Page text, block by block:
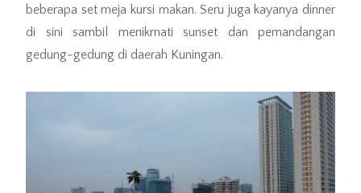
beberapa set meja kursi makan. Seru juga kayanya dinner
di sini sambil menikmati sunset dan pemandangan
gedung-gedung di daerah Kuningan.